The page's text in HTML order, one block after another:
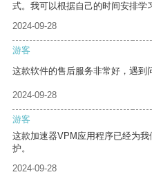
式。我可以根据自己的时间安排学
2024-09-28
游客
这款软件的售后服务非常好，遇到
2024-09-28
游客
这款加速器VPM应用程序已经为
护。
2024-09-28